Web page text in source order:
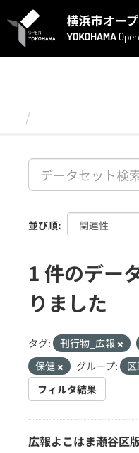
キ
並び順
1 件のデー
りました
タグ: 刊行物_広報
保健
グループ:
フィルタ結果
広報よこはま瀬谷区